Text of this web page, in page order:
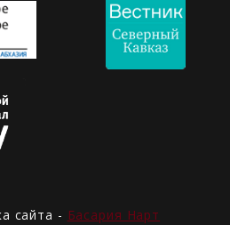
сайта - Басария Нарт